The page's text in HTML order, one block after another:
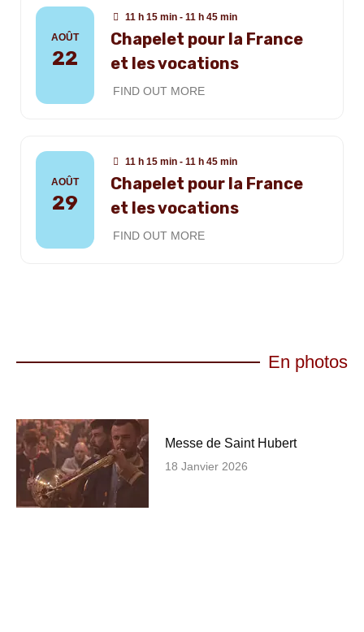
AOÛT
22
11 h 15 min - 11 h 45 min
Chapelet pour la France
et les vocations
FIND OUT MORE
AOÛT
29
11 h 15 min - 11 h 45 min
Chapelet pour la France
et les vocations
FIND OUT MORE
En photos
Messe de Saint Hubert
18 Janvier 2026